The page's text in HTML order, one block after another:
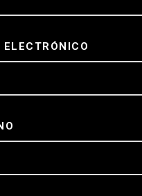
ELECTRÓNICO